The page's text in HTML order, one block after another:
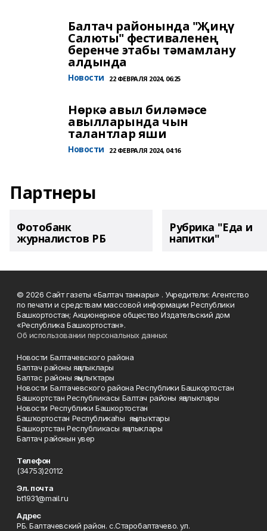
Балтач районында "Җиңү
Салюты" фестиваленең
беренче этабы тәмамлану
алдында
Новости 22 ФЕВРАЛЯ 2024, 06:25
Нөркә авыл биләмәсе
авылларында чын
талантлар яши
Новости 22 ФЕВРАЛЯ 2024, 04:16
Партнеры
Фотобанк
журналистов РБ
Рубрика "Еда и
напитки"
© 2026 Сайт газеты «Балтач таннары» . Учредители: Агентство
по печати и средствам массовой информации Республики
Башкортостан; Акционерное общество Издательский дом
«Республика Башкортостан».
Об использовании персональных данных
Новости Балтачевского района
Балтач районы яңалыклары
Балтас районы яңылыҡтары
Новости Балтачевского района Республики Башкортостан
Башкортстан Республикасы Балтач районы яңалыклары
Новости Республики Башкортостан
Башҡортостан Республикаһы яңылыҡтары
Башкортстан Республикасы яңалыклары
Балтач районын увер
Телефон
(34753)20112
Эл. почта
bt1931@mail.ru
Адрес
РБ. Балтачевский район. с.Старобалтачево. ул.